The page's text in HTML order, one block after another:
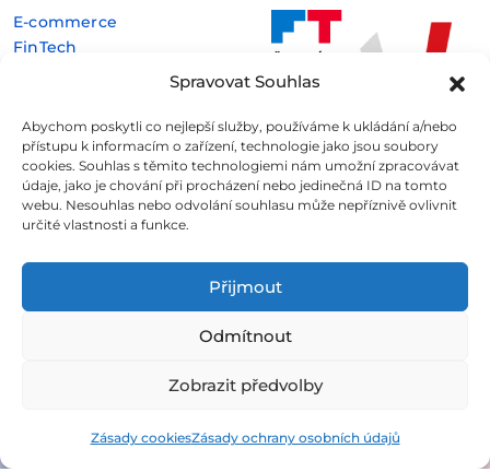
Spravovat Souhlas
Abychom poskytli co nejlepší služby, používáme k ukládání a/nebo
přístupu k informacím o zařízení, technologie jako jsou soubory
cookies. Souhlas s těmito technologiemi nám umožní zpracovávat
údaje, jako je chování při procházení nebo jedinečná ID na tomto
webu. Nesouhlas nebo odvolání souhlasu může nepříznivě ovlivnit
určité vlastnosti a funkce.
Přijmout
Odmítnout
Zobrazit předvolby
Zásady cookiesZásady ochrany osobních údajů
E-commerce
FinTech
Technologie
602 00 Brno
jsou určeny výhradně ke studijním
konkrétní investiční doporučení.
Více informací naleznete